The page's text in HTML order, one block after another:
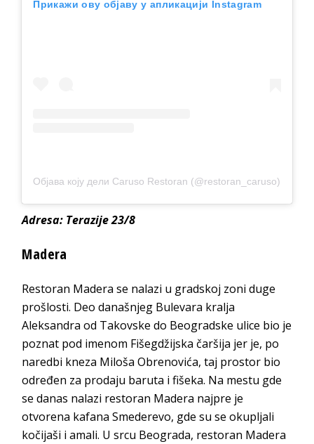
Прикажи ову објаву у апликацији Instagram
Објава коју дели Caruso Restoran (@restoran_caruso)
Adresa: Terazije 23/8
Madera
Restoran Madera se nalazi u gradskoj zoni duge
prošlosti. Deo današnjeg Bulevara kralja
Aleksandra od Takovske do Beogradske ulice bio je
poznat pod imenom Fišegdžijska čaršija jer je, po
naredbi kneza Miloša Obrenovića, taj prostor bio
određen za prodaju baruta i fišeka. Na mestu gde
se danas nalazi restoran Madera najpre je
otvorena kafana Smederevo, gde su se okupljali
kočijaši i amali. U srcu Beograda, restoran Madera